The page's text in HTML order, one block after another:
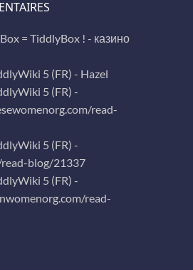
= TiddlyBox ! - казино
5 (FR) - Hazel
5 (FR) -
read-
5 (FR) -
blog/21337
5 (FR) -
read-